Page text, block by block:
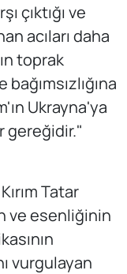
çıktığı ve
acıları daha
toprak
Ukrayna'ya
gereğidir."
Tatar
ve esenliğinin
vurgulayan